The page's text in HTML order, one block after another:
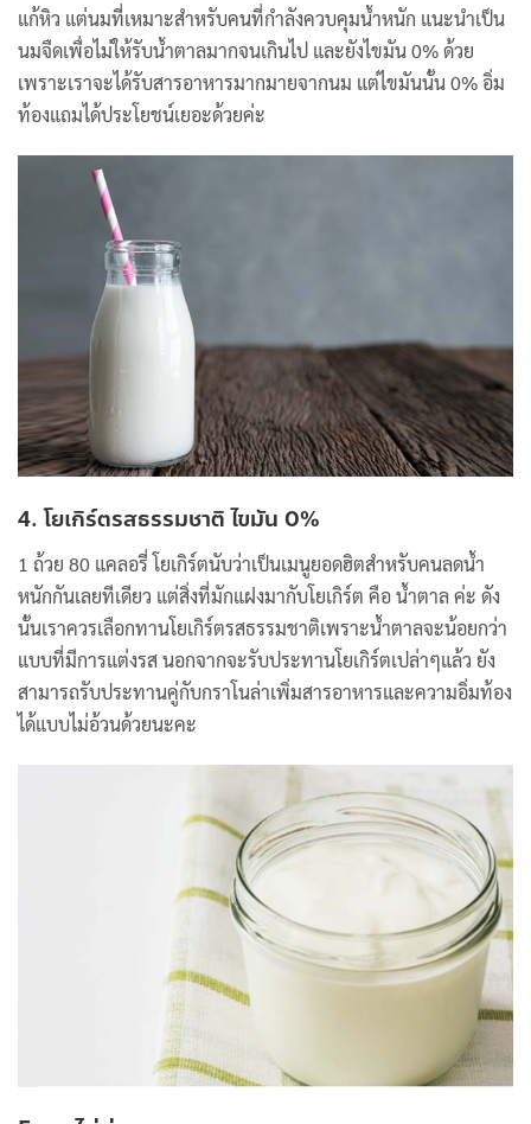
แก้หิว แต่นมที่เหมาะสำหรับคนที่กำลังควบคุมน้ำหนัก แนะนำเป็น
นมจืดเพื่อไม่ให้รับน้ำตาลมากจนเกินไป และยังไขมัน 0% ด้วย
เพราะเราจะได้รับสารอาหารมากมายจากนม แต่ไขมันนั้น 0% อิ่ม
ท้องแถมได้ประโยชน์เยอะด้วยค่ะ
4. โยเกิร์ตรสธรรมชาติ ไขมัน 0%
1 ถ้วย 80 แคลอรี่ โยเกิร์ตนับว่าเป็นเมนูยอดฮิตสำหรับคนลดน้ำ
หนักกันเลยทีเดียว แต่สิ่งที่มักแฝงมากับโยเกิร์ต คือ น้ำตาล ค่ะ ดัง
นั้นเราควรเลือกทานโยเกิร์ตรสธรรมชาติเพราะน้ำตาลจะน้อยกว่า
แบบที่มีการแต่งรส นอกจากจะรับประทานโยเกิร์ตเปล่าๆแล้ว ยัง
สามารถรับประทานคู่กับกราโนล่าเพิ่มสารอาหารและความอิ่มท้อง
ได้แบบไม่อ้วนด้วยนะคะ